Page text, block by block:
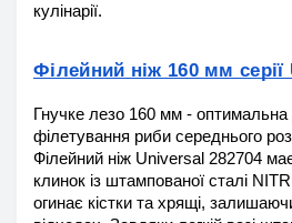
кулінарії.
Філейний ніж 160 мм
Гнучке лезо 160 мм -
філетування риби середнього
Філейний ніж Universal 282704
клинок із штампованої сталі
огинає кістки та хрящі,